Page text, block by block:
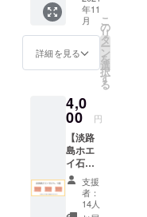
石鹸で
す。 ご
りの良
い石鹸
て頂く
と長持
ちいた
しま
す。 ご
使用上
の注意 :
お肌に
合わな
Na、ヒ
マシ
油、
オリ
ン、ラ
油、ア
トラス
シー
ダー木
油、レ
モング
ラス油
上手な
使い方 :
レンド
した、
ほんの
りやさ
ドの香
り。 成
分:オ
リーブ
果実
油、ホ
エイ、
パーム
油、ヤ
が豊富
で、使
い心地
はさっ
しっと
りとし
上が
り。 天
然の精
油をブ
レンド
した、
計 4140
円相当
・淡路
島ホエ
イ石け
70g 1
個 「飲
む点
滴」と
言われ
る栄養
素たっ
ぷりの
ホエイ
年11
月
詳細を見る
こ
の
リ
タ
ー
ン
を
選
択
す
る
4,0
00 円
【淡路
島ホエ
イ石け
ん 3個
(3960円
相当)】
支援
者：
14人